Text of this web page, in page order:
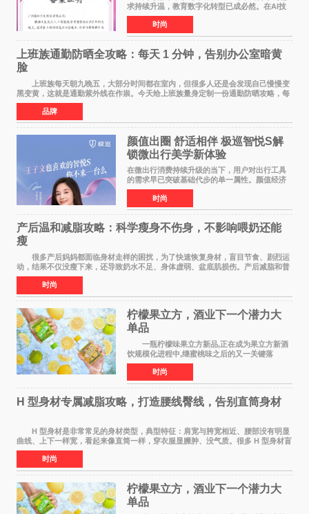
求持续升温，教育数字化转型已成必然。在AI技
术已经全面融入教育领域的形式下，传统在线教
育统一教学之弊、AI内容监管之难、数据安全之
忧，亦随之凸显
时尚
上班族通勤防晒全攻略：每天 1 分钟，告别办公室暗黄
脸
上班族每天朝九晚五，大部分时间都在室内，但很多人还是会发现自己慢慢变
黑变黄，这就是通勤紫外线在作祟。今天给上班族量身定制一份通勤防晒攻略，每
天只花 1 分钟，就能轻松搞定。 首先
品牌
颜值出圈 舒适相伴 极巡智悦S解
锁微出行美学新体验
在微出行消费持续升级的当下，用户对出行工具
的需求早已突破基础代步的单一属性。颜值经济
浪潮之下，出行载具不再是冰冷的工具，而是个
人生活态度、审美品味与生活方式的具象延伸。
当Z世代与年轻家
时尚
产后温和减脂攻略：科学瘦身不伤身，不影响喂奶还能
瘦
很多产后妈妈都面临身材走样的困扰，为了快速恢复身材，盲目节食、剧烈运
动，结果不仅没瘦下来，还导致奶水不足、身体虚弱、盆底肌损伤。产后减脂和普
通人完全不同，核心是 温和、安全、循序
时尚
柠檬果立方，酒业下一个潜力大
单品
一瓶柠檬味果立方新品,正在成为果立方新酒
饮规模化进程中,继蜜桃味之后的又一关键落
子。 在超市货架、便利店冷柜、小红书笔记
里,这款绿色包装的新品正在快速扩散:入口清爽解
腻,像喝加了一点
时尚
H 型身材专属减脂攻略，打造腰线臀线，告别直筒身材
H 型身材是非常常见的身材类型，典型特征：肩宽与胯宽相近、腰部没有明显
曲线、上下一样宽，看起来像直筒一样，穿衣服显臃肿、没气质。很多 H 型身材盲
目全身减脂，越减越瘦，腰部还是没有
时尚
柠檬果立方，酒业下一个潜力大
单品